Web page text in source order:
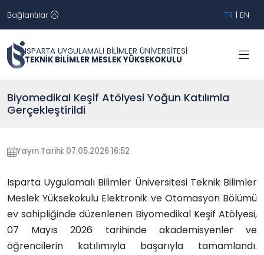
Bağlantılar TR | EN
ISPARTA UYGULAMALI BİLİMLER ÜNİVERSİTESİ
TEKNİK BİLİMLER MESLEK YÜKSEKOKULU
Biyomedikal Keşif Atölyesi Yoğun Katılımla
Gerçekleştirildi
Yayın Tarihi: 07.05.2026 16:52
Isparta Uygulamalı Bilimler Üniversitesi Teknik Bilimler
Meslek Yüksekokulu Elektronik ve Otomasyon Bölümü
ev sahipliğinde düzenlenen Biyomedikal Keşif Atölyesi,
07 Mayıs 2026 tarihinde akademisyenler ve
öğrencilerin katılımıyla başarıyla tamamlandı.